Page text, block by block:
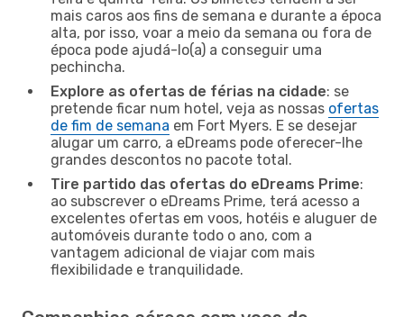
mais caros aos fins de semana e durante a época
alta, por isso, voar a meio da semana ou fora de
época pode ajudá-lo(a) a conseguir uma
pechincha.
Explore as ofertas de férias na cidade: se
pretende ficar num hotel, veja as nossas ofertas
de fim de semana em Fort Myers. E se desejar
alugar um carro, a eDreams pode oferecer-lhe
grandes descontos no pacote total.
Tire partido das ofertas do eDreams Prime:
ao subscrever o eDreams Prime, terá acesso a
excelentes ofertas em voos, hotéis e aluguer de
automóveis durante todo o ano, com a
vantagem adicional de viajar com mais
flexibilidade e tranquilidade.